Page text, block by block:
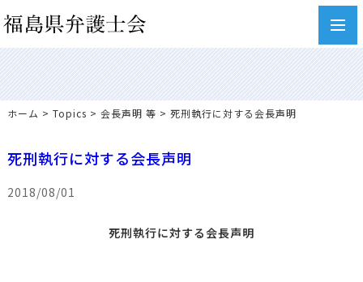
ホーム > Topics > 会長声明 等 > 死刑執行に対する会長声明
死刑執行に対する会長声明
2018/08/01
死刑執行に対する会長声明